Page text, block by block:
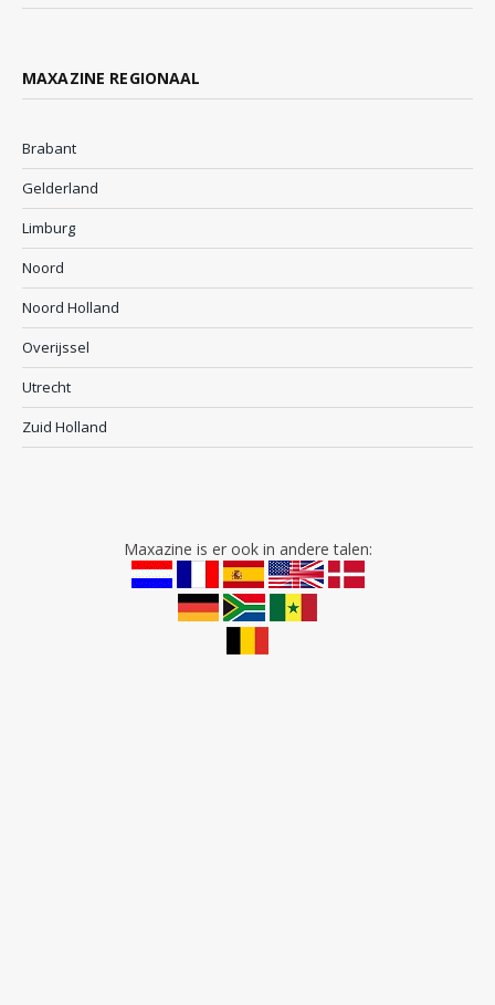
MAXAZINE REGIONAAL
Brabant
Gelderland
Limburg
Noord
Noord Holland
Overijssel
Utrecht
Zuid Holland
Maxazine is er ook in andere talen: